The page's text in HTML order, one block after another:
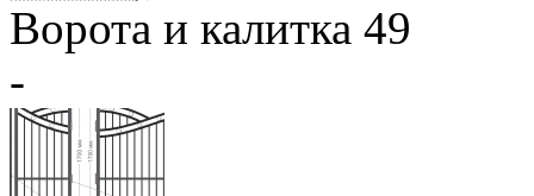
Ворота и калитка 49
-